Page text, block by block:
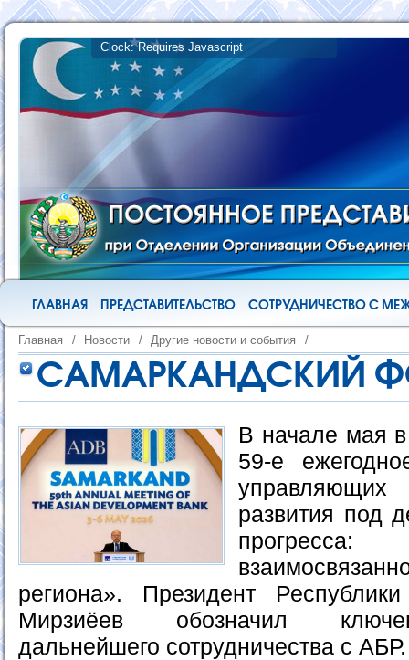
ГЛАВНАЯ ПРЕДСТАВИТЕЛЬСТВО СОТРУДНИЧЕСТВО С
Главная / Новости / Другие новости и события /
САМАРКАНДСКИЙ
В начале мая
59-е
развития под
региона». Президент
Мирзиёев обозначил
дальнейшего сотрудничества с АБР.